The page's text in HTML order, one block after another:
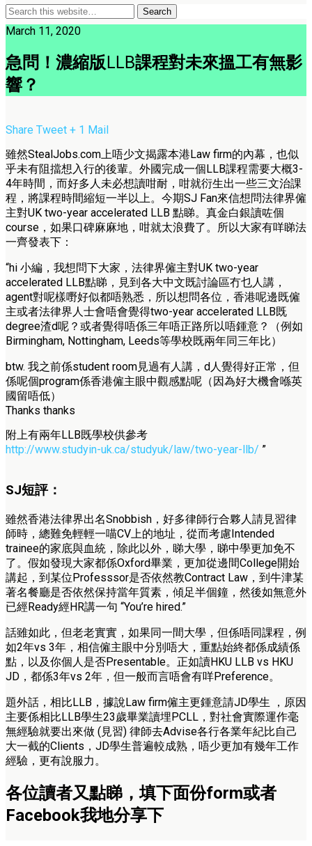
March 11, 2020
急問！濃縮版LLB課程對未來搵工有無影
響？
Share Tweet + 1 Mail
雖然StealJobs.com上唔少文揭露本港Law firm的內幕，也似
乎未有阻擋想入行的後輩。外國完成一個LLB課程需要大概3-
4年時間，而好多人未必想讀咁耐，咁就衍生出一些三文治課
程，將課程時間縮短一半以上。今期SJ Fan來信想問法律界僱
主對UK two-year accelerated LLB 點睇。真金白銀讀咗個
course，如果口碑麻麻地，咁就太浪費了。所以大家有咩睇法
一齊發表下：
“hi 小編，我想問下大家，法律界僱主對UK two-year
accelerated LLB點睇，見到各大中文既討論區冇乜人講，
agent對呢樣嘢好似都唔熟悉，所以想問各位，香港呢邊既僱
主或者法律界人士會唔會覺得two-year accelerated LLB既
degree渣d呢？或者覺得唔係三年唔正路所以唔鍾意？（例如
Birmingham, Nottingham, Leeds等學校既兩年同三年比）
btw. 我之前係student room見過有人講，d人覺得好正常，但
係呢個program係香港僱主眼中觀感點呢（因為好大機會喺英
國留唔低）
Thanks thanks
附上有兩年LLB既學校供參考
http://www.studyin-uk.ca/studyuk/law/two-year-llb/ ”
SJ短評：
雖然香港法律界出名Snobbish，好多律師行合夥人請見習律
師時，總難免輕輕一喵CV上的地址，從而考慮Intended
trainee的家底與血統，除此以外，睇大學，睇中學更加免不
了。假如發現大家都係Oxford畢業，更加從邊間College開始
講起，到某位Professsor是否依然教Contract Law，到牛津某
著名餐廳是否依然保持當年質素，傾足半個鐘，然後如無意外
已經Ready經HR講一句 “You’re hired.”
話雖如此，但老老實實，如果同一間大學，但係唔同課程，例
如2年vs 3年，相信僱主眼中分別唔大，重點始終都係成績係
點，以及你個人是否Presentable。正如讀HKU LLB vs HKU
JD，都係3年vs 2年，但一般而言唔會有咩Preference。
題外話，相比LLB，據說Law firm僱主更鍾意請JD學生 ，原因
主要係相比LLB學生23歲畢業讀埋PCLL，對社會實際運作毫
無經驗就要出來做 (見習) 律師去Advise各行各業年紀比自己
大一截的Clients，JD學生普遍較成熟，唔少更加有幾年工作
經驗，更有說服力。
各位讀者又點睇，填下面份form或者
Facebook我地分享下